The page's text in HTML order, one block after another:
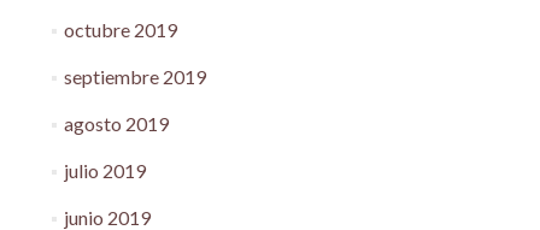
octubre 2019
septiembre 2019
agosto 2019
julio 2019
junio 2019